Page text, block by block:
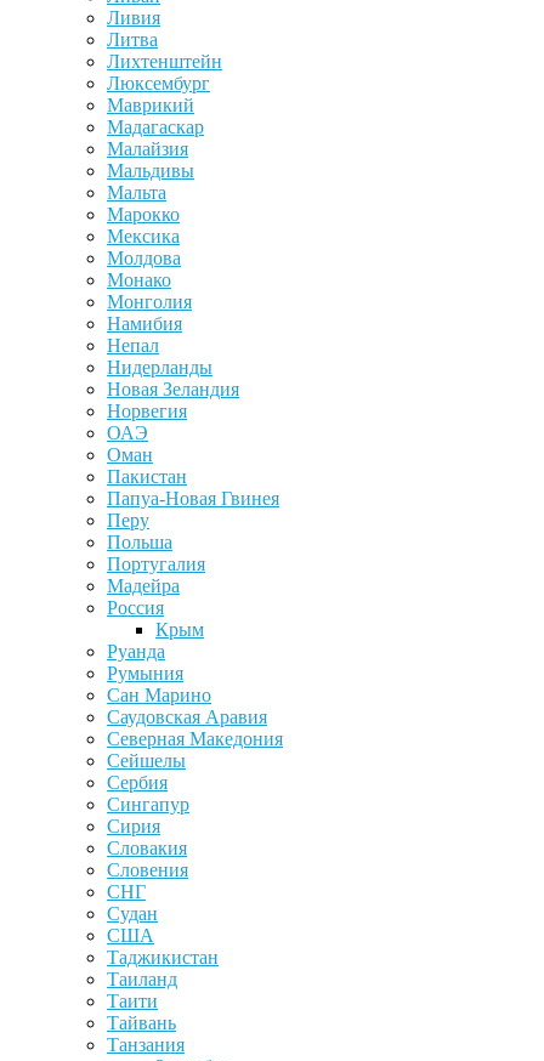
Ливия
Литва
Лихтенштейн
Люксембург
Маврикий
Мадагаскар
Малайзия
Мальдивы
Мальта
Марокко
Мексика
Молдова
Монако
Монголия
Намибия
Непал
Нидерланды
Новая Зеландия
Норвегия
ОАЭ
Оман
Пакистан
Папуа-Новая Гвинея
Перу
Польша
Португалия
Мадейра
Россия
Крым
Руанда
Румыния
Сан Марино
Саудовская Аравия
Северная Македония
Сейшелы
Сербия
Сингапур
Сирия
Словакия
Словения
СНГ
Судан
США
Таджикистан
Таиланд
Таити
Тайвань
Танзания